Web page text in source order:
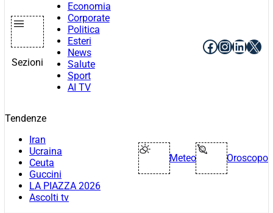
Sezioni
Economia
Corporate
Politica
Esteri
News
Salute
Sport
AI TV
Facebook
X
Tendenze
Iran
Ucraina
Ceuta
Guccini
LA PIAZZA 2026
Ascolti tv
Meteo Oroscopo